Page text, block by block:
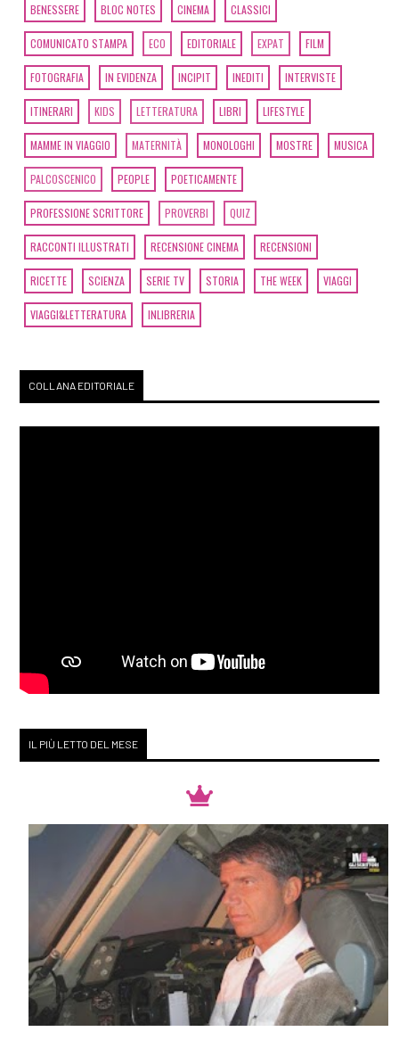
BENESSERE BLOC NOTES CINEMA CLASSICI
COMUNICATO STAMPA ECO EDITORIALE EXPAT FILM
FOTOGRAFIA IN EVIDENZA INCIPIT INEDITI INTERVISTE
ITINERARI KIDS LETTERATURA LIBRI LIFESTYLE
MAMME IN VIAGGIO MATERNITÀ MONOLOGHI MOSTRE MUSICA
PALCOSCENICO PEOPLE POETICAMENTE
PROFESSIONE SCRITTORE PROVERBI QUIZ
RACCONTI ILLUSTRATI RECENSIONE CINEMA RECENSIONI
RICETTE SCIENZA SERIE TV STORIA THE WEEK VIAGGI
VIAGGI&LETTERATURA INLIBRERIA
COLLANA EDITORIALE
IL PIÙ LETTO DEL MESE